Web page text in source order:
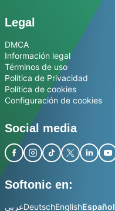
Legal
DMCA
Información legal
Términos de uso
Política de Privacidad
Política de cookies
Configuración de cookies
Social media
Softonic en:
عربيDeutschEnglishEspañol